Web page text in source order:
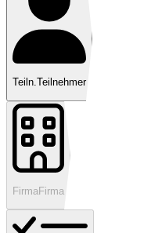
Teiln.Teilnehmer
Firma Firma